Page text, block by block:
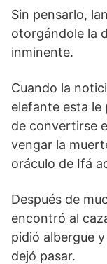
Sin pensarlo,
otorgándole la
inminente.
Cuando la
elefante esta le
de convertirse
vengar la
oráculo de Ifá
Después de
encontró al
pidió albergue
dejó pasar.